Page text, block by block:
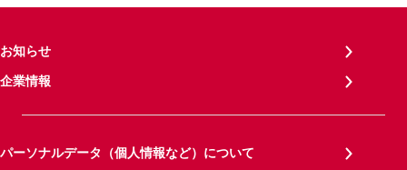
お知らせ
企業情報
パーソナルデータ（個人情報など）について